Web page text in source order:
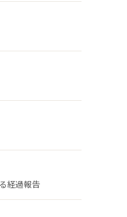
経過報告